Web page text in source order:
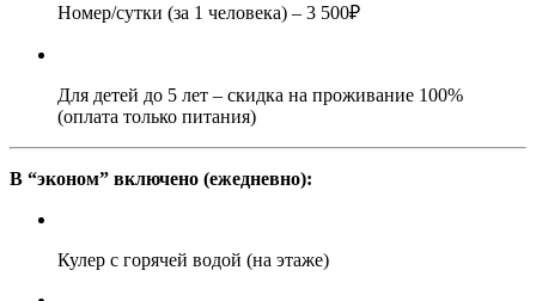
Номер/сутки (за 1 человека) – 3 500₽
Для детей до 5 лет – скидка на проживание 100%
(оплата только питания)
В “эконом” включено (ежедневно):
Кулер с горячей водой (на этаже)